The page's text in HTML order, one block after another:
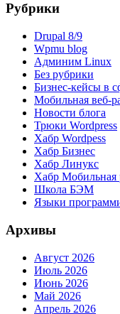
Рубрики
Drupal 8/9
Wpmu blog
Админим Linux
Без рубрики
Бизнес-кейсы в
Мобильная веб-
Новости блога
Трюки Wordpress
Хабр Wordpess
Хабр Бизнес
Хабр Линукс
Хабр Мобильная
Школа БЭМ
Языки
Архивы
Август 2026
Июль 2026
Июнь 2026
Май 2026
Апрель 2026